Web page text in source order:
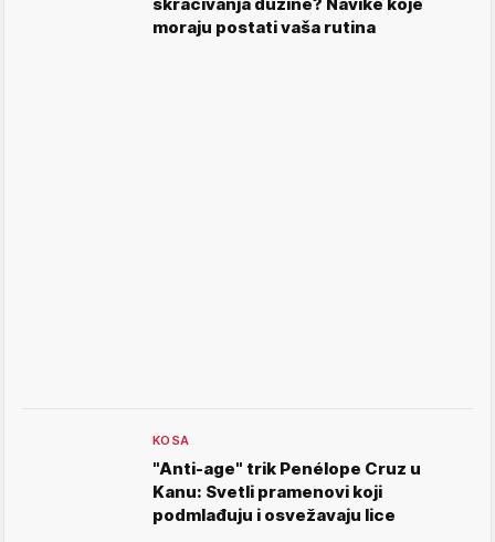
skraćivanja dužine? Navike koje
moraju postati vaša rutina
KOSA
"Anti-age" trik Penélope Cruz u
Kanu: Svetli pramenovi koji
podmlađuju i osvežavaju lice